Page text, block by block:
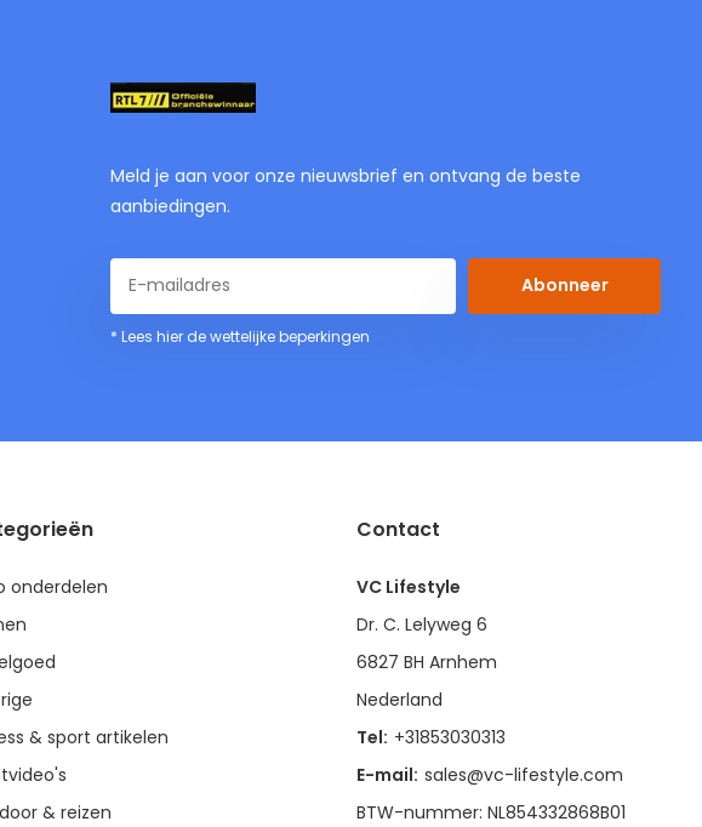
Meld je aan voor onze nieuwsbrief en ontvang de beste
aanbiedingen.
Abonneer
* Lees hier de wettelijke beperkingen
onderdelen
& sport artikelen
& reizen
Contact
VC Lifestyle
Dr. C. Lelyweg 6
6827 BH Arnhem
Nederland
Tel: +31853030313
E-mail: sales@vc-lifestyle.com
BTW-nummer: NL854332868B01